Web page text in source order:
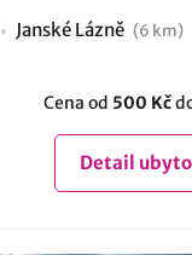
Janské Lázně (6 km)
Cena od 500 Kč
Detail